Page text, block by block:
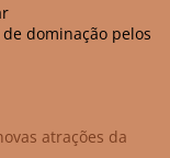
dominação pelos